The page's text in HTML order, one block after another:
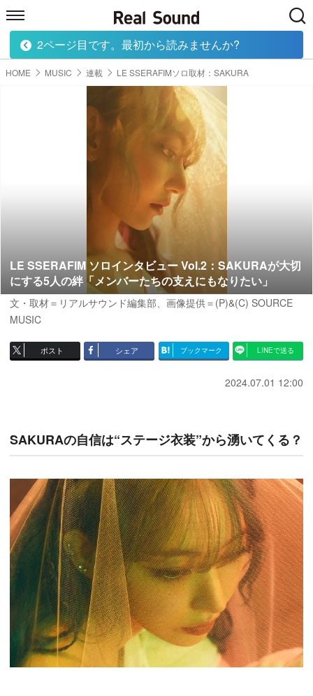
HOME MUSIC MOVIE TECH
HOME MUSIC 連載 LE SSERAFIMソロ取材：SAKURA
LE SSERAFIM ソロインタビュー Vol.2：SAKURAが大切
にする5人の絆「メンバーたちの支えにもなりたい」
文・取材＝リアルサウンド編集部、画像提供＝(P)&(C) SOURCE
MUSIC
ポスト シェア ブックマーク LINEで送る
2024.07.01 12:00
SAKURAの自信は“ステージ衣装”から湧いてくる？
2ページ目です。最初から読みませんか?